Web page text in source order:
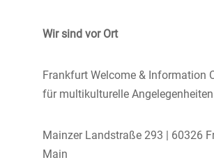
Wir sind vor Ort
Frankfurt Welcome & Information
für multikulturelle Angelegenheiten
Mainzer Landstraße 293 | 60326
Main